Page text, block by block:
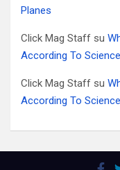
Planes
Click Mag Staff su
According To Science
Click Mag Staff su
According To Science